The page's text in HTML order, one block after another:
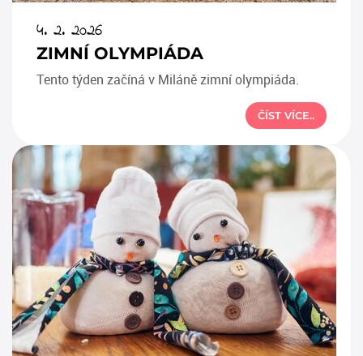
4. 2. 2026
ZIMNÍ OLYMPIÁDA
Tento týden začíná v Miláně zimní olympiáda.
ČÍST VÍCE..